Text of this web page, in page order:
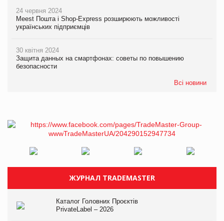
24 червня 2024
Meest Пошта і Shop-Express розширюють можливості
українських підприємців
30 квітня 2024
Защита данных на смартфонах: советы по повышению
безопасности
Всі новини
ЖУРНАЛ TRADEMASTER
Каталог Головних Проєктів
PrivateLabel – 2026